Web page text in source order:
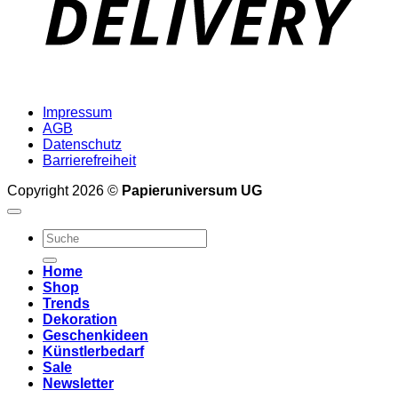
Impressum
AGB
Datenschutz
Barrierefreiheit
Copyright 2026 © Papieruniversum UG
Suche
nach:
Home
Shop
Trends
Dekoration
Geschenkideen
Künstlerbedarf
Sale
Newsletter